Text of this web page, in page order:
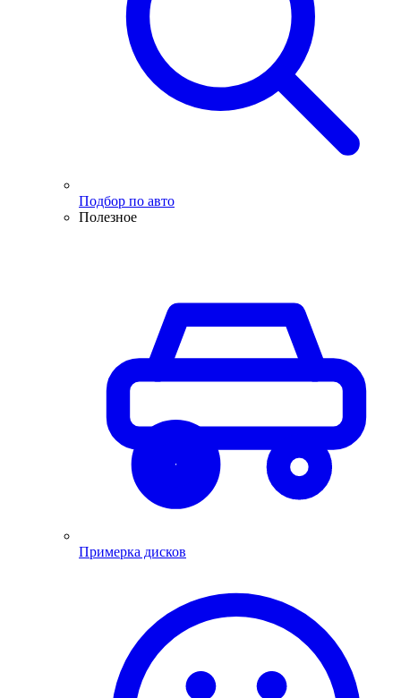
Подбор по авто
Полезное
Примерка дисков